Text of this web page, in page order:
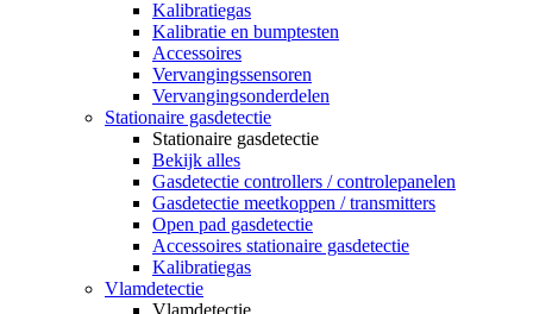
Kalibratiegas
Kalibratie en bumptesten
Accessoires
Vervangingssensoren
Vervangingsonderdelen
Stationaire gasdetectie
Stationaire gasdetectie
Bekijk alles
Gasdetectie controllers / controlepanelen
Gasdetectie meetkoppen / transmitters
Open pad gasdetectie
Accessoires stationaire gasdetectie
Kalibratiegas
Vlamdetectie
Vlamdetectie